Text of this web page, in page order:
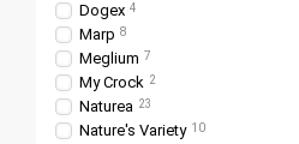
Dogex 4
Marp 8
Meglium 7
My Crock 2
Naturea 23
Nature's Variety 10